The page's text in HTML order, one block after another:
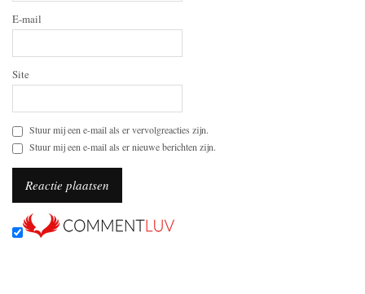
E-mail
Site
Stuur mij een e-mail als er vervolgreacties zijn.
Stuur mij een e-mail als er nieuwe berichten zijn.